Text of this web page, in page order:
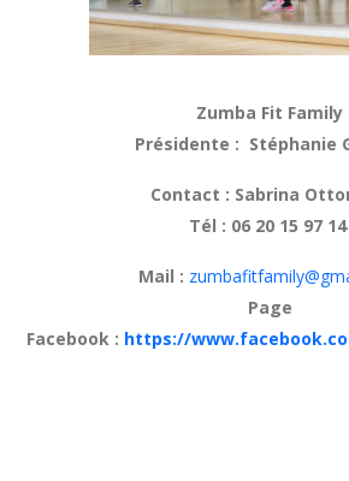
Zumba Fit Family
Présidente : Stéphanie
Contact : Sabrina
Tél : 06 20 15 97 14
Mail :
Page
Facebook : https://